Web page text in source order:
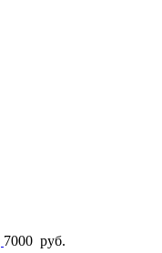
7000 руб.